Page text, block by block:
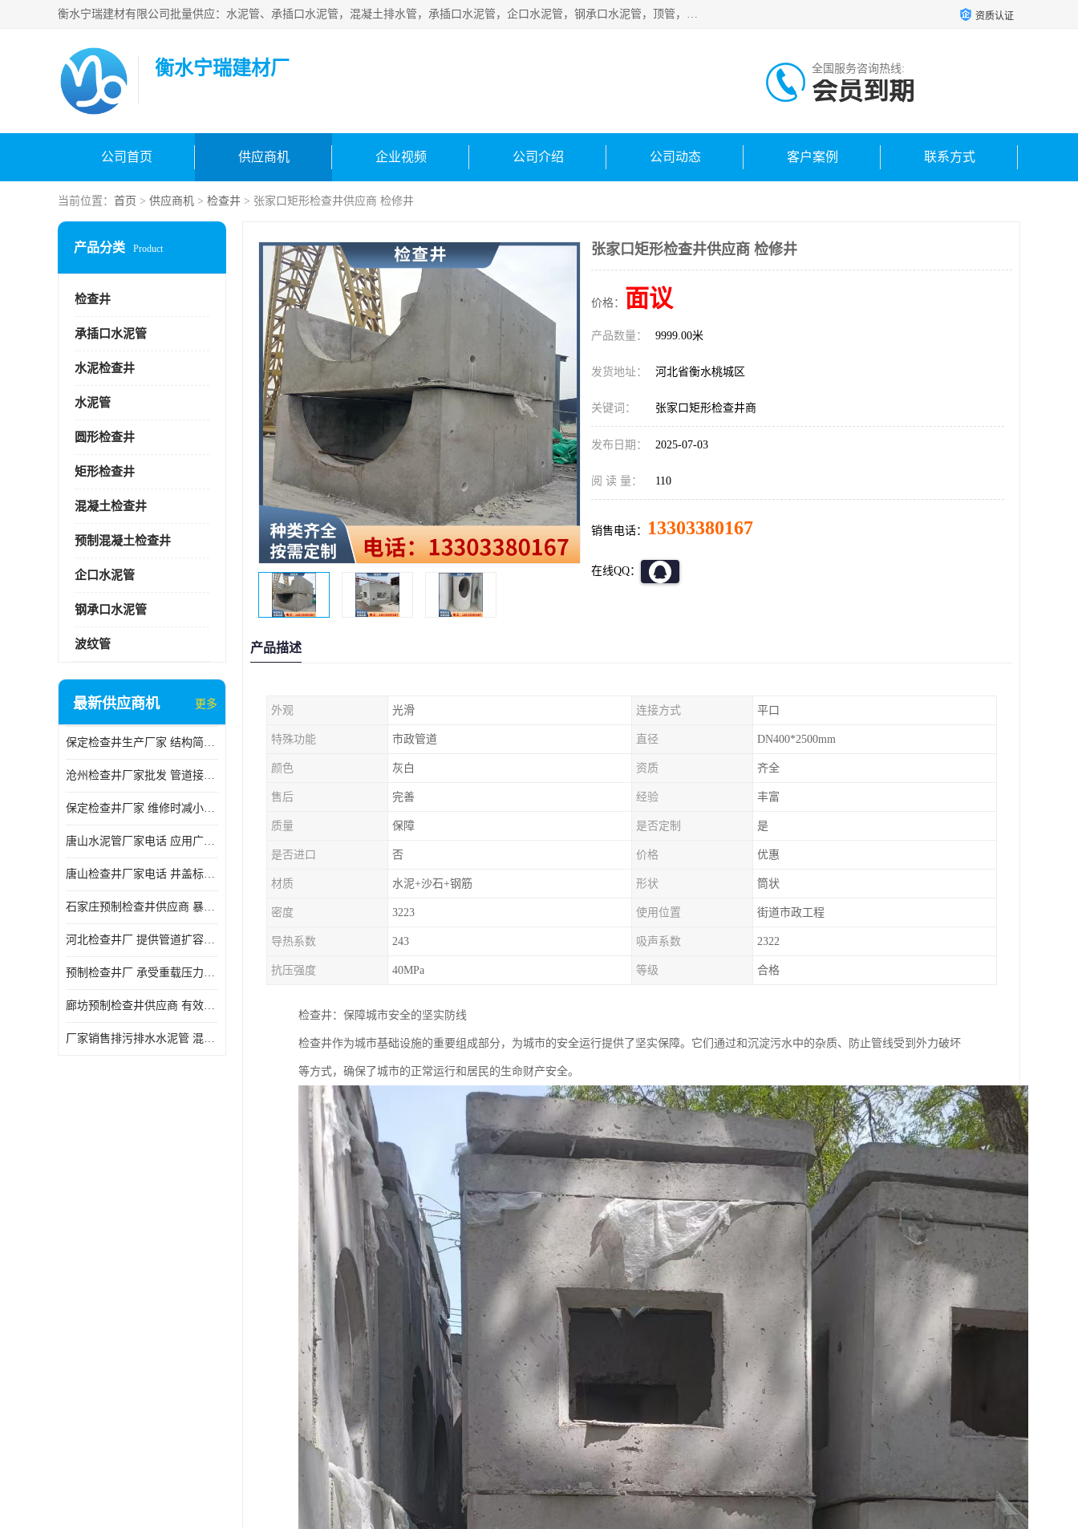
衡水宁瑞建材有限公司批量供应：水泥管、承插口水泥管，混凝土排水管，承插口水泥管，企口水泥管，钢承口水泥管，顶管，平口水泥管，水泥检查井，混凝土检查井，预制混凝土检查井，矩形检查井，圆形检查井等产品。 资质认证
衡水宁瑞建材厂 全国服务咨询热线:
会员到期
公司首页 供应商机 企业视频 公司介绍 公司动态 客户案例 联系方式
当前位置： 首页 > 供应商机 > 检查井 > 张家口矩形检查井供应商 检修井
产品分类 Product
检查井
承插口水泥管
水泥检查井
水泥管
圆形检查井
矩形检查井
混凝土检查井
预制混凝土检查井
企口水泥管
钢承口水泥管
波纹管
最新供应商机 更多
保定检查井生产厂家 结构简单易于安装
沧州检查井厂家批发 管道接口密封良好
保定检查井厂家 维修时减小交通影响
唐山水泥管厂家电话 应用广泛领域多样
唐山检查井厂家电话 井盖标识清晰无误
石家庄预制检查井供应商 暴雨季节排水畅通
河北检查井厂 提供管道扩容接口
预制检查井厂 承受重载压力稳定
廊坊预制检查井供应商 有效引导分流雨水
厂家销售排污排水水泥管 混凝土钢筋水泥管 承插式混凝土排水管
张家口矩形检查井供应商 检修井
价格： 面议
产品数量： 9999.00米
发货地址： 河北省衡水桃城区
关键词： 张家口矩形检查井商
发布日期： 2025-07-03
阅 读 量： 110
销售电话： 13303380167
在线QQ：
产品描述
外观 光滑 连接方式 平口
特殊功能 市政管道 直径 DN400*2500mm
颜色 灰白 资质 齐全
售后 完善 经验 丰富
质量 保障 是否定制 是
是否进口 否 价格 优惠
材质 水泥+沙石+钢筋 形状 筒状
密度 3223 使用位置 街道市政工程
导热系数 243 吸声系数 2322
抗压强度 40MPa 等级 合格
检查井：保障城市安全的坚实防线
检查井作为城市基础设施的重要组成部分，为城市的安全运行提供了坚实保障。它们通过和沉淀污水中的杂质、防止管线受到外力破坏
等方式，确保了城市的正常运行和居民的生命财产安全。